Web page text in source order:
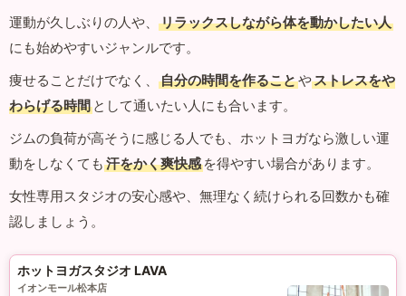
運動が久しぶりの人や、
リラックスしながら体を動かしたい人
にも始めやすいジャンルです。
痩せることだけでなく、
自分の時間を作ることやストレスをや
わらげる時間 として通いたい人にも合います。
ジムの負荷が高そうに感じる人でも、ホットヨガなら激しい運
動をしなくても 汗をかく爽快感 を得やすい場合があります。
女性専用スタジオの安心感や、無理なく続けられる回数かも確
認しましょう。
ホットヨガスタジオ LAVA
イオンモール松本店